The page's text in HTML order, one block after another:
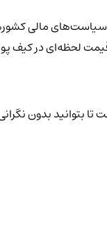
مالی
لحظه‌ای در
بتوانید بدون